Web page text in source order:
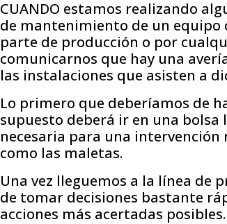
CUANDO estamos realizando
de mantenimiento de un
parte de producción o por
comunicarnos que hay una
las instalaciones que asisten a
Lo primero que deberíamos de
supuesto deberá ir en una
necesaria para una
como las maletas.
Una vez lleguemos a la línea de
de tomar decisiones bastante
acciones más acertadas posibles.